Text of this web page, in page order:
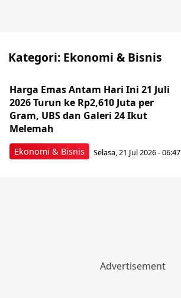
Kategori: Ekonomi & Bisnis
Ekonomi & Bisnis
Harga Emas Antam Hari Ini 21 Juli
2026 Turun ke Rp2,610 Juta per
Gram, UBS dan Galeri 24 Ikut
Melemah
Selasa, 21 Jul 2026 - 06:47